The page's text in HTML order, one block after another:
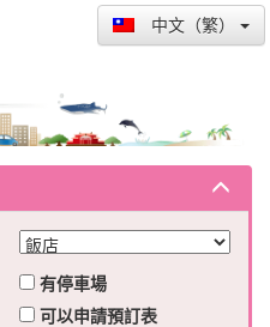
中文（繁）
有停車場
可以申請預訂表